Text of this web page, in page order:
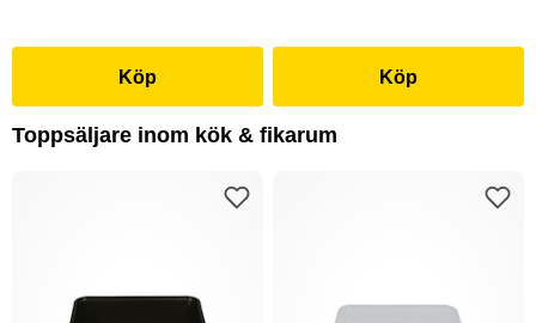
Köp Köp
Toppsäljare inom kök & fikarum